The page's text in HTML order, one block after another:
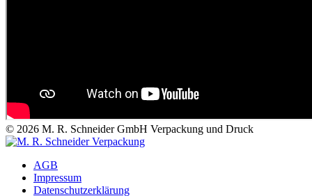
© 2026 M. R. Schneider GmbH Verpackung und Druck
AGB
Impressum
Datenschutzerklärung